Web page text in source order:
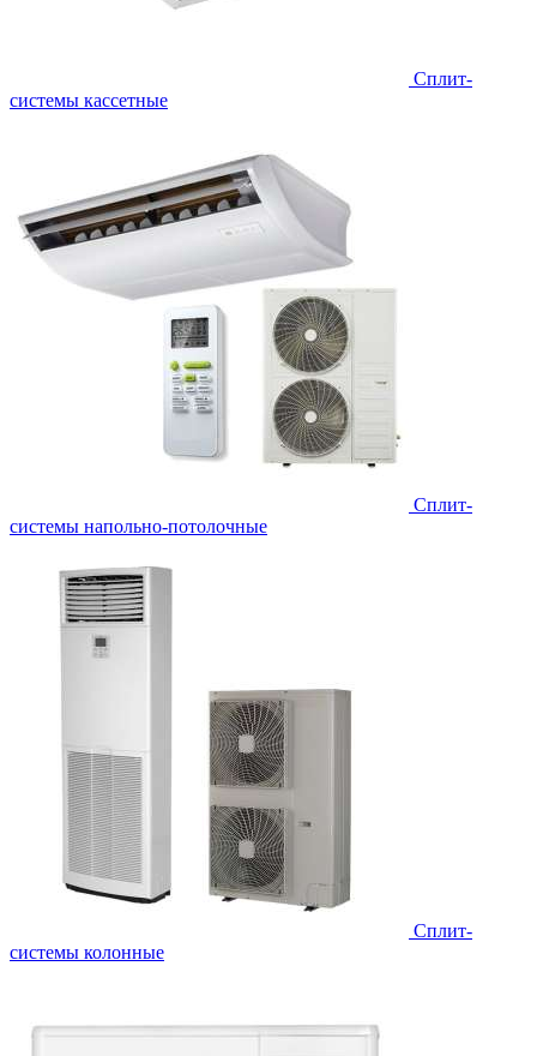
Сплит-
системы кассетные
Сплит-
системы напольно-потолочные
Cплит-
системы колонные